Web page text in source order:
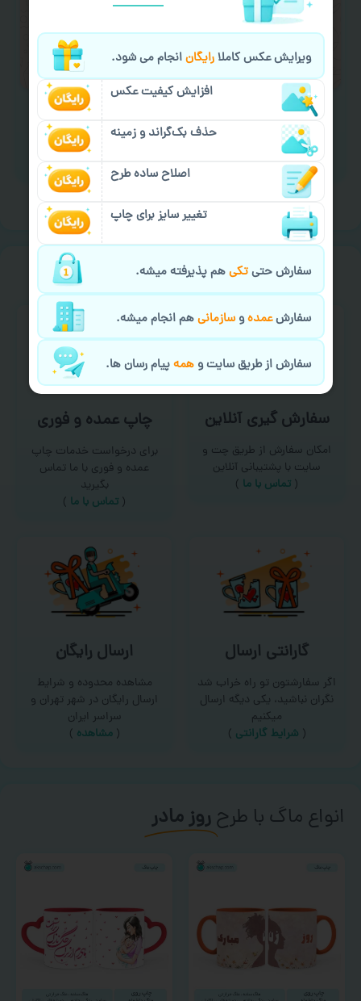
لازم را انجام دهید.
ایمیل جهت ثبت یا پیگیری سفارش:
aks4chap.com@gmail.com
خیالت راحت ازسفارش گیری
سفارش گیری آنلاین
امکان سفارش از طریق چت و
سایت با پشتیبانی آنلاین
( تماس با ما‌ )
چاپ عمده و فوری
برای درخواست خدمات چاپ
عمده و فوری با ما تماس
بگیرید
( تماس با ما )
گارانتی ارسال
اگر سفارشتون تو راه خراب شد
نگران نباشید، یکی دیگه ارسال
میکنیم
( شرایط گارانتی )
ارسال رایگان
مشاهده محدوده و شرایط
ارسال رایگان در شهر تهران و
سراسر ایران
(مشاهده )
انواع ماگ با طرحروز مادر
ویرایش عکس کاملارایگانانجام می شود.
افزایش کیفیت عکس
حذف بک‌گراند و زمینه
اصلاح ساده طرح
تغییر سایز برای چاپ
سفارش حتیتکیهم پذیرفته میشه.
سفارشعمدهوسازمانیهم انجام میشه.
سفارش از طریق سایت وهمهپیام رسان ها.